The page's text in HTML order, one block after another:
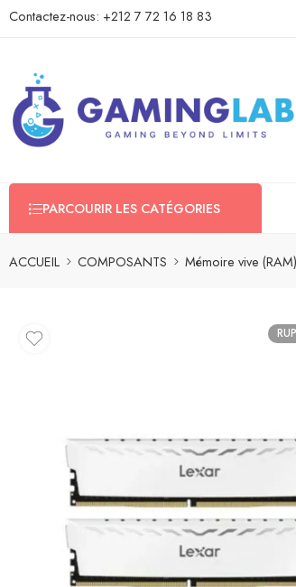
Contactez-nous: +212 7 72 16 18 83
PARCOURIR LES CATÉGORIES
ACCUEIL COMPOSANTS Mémoire vive (RAM)